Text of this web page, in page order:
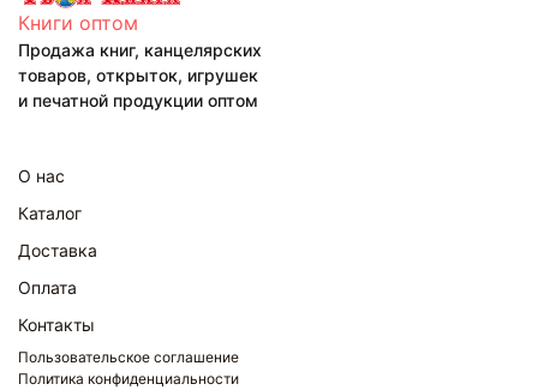
Книги оптом
Продажа книг, канцелярских
товаров, открыток, игрушек
и печатной продукции оптом
О нас
Каталог
Доставка
Оплата
Контакты
Пользовательское соглашение
Политика конфиденциальности